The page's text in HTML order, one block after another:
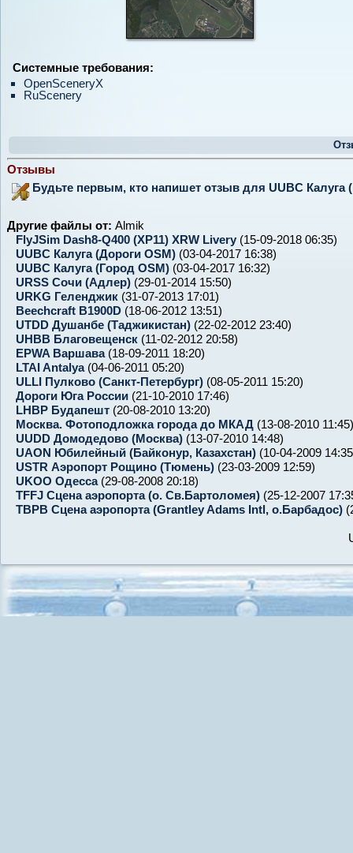
Системные требования:
OpenSceneryX
RuScenery
Отзывы
Будьте первым, кто напишет отзыв для UUBC Калуга
Другие файлы от: Almik
FlyJSim Dash8-Q400 (XP11) XRW Livery (15-09-2018 06:35)
UUBC Калуга (Дороги OSM) (03-04-2017 16:38)
UUBC Калуга (Город OSM) (03-04-2017 16:32)
URSS Сочи (Адлер) (29-01-2014 15:50)
URKG Геленджик (31-07-2013 17:01)
Beechcraft B1900D (18-06-2012 13:51)
UTDD Душанбе (Таджикистан) (22-02-2012 23:40)
UHBB Благовещенск (11-02-2012 20:58)
EPWA Варшава(18-09-2011 18:20)
LTAI Antalya(04-06-2011 05:20)
ULLI Пулково (Санкт-Петербург) (08-05-2011 15:20)
Дороги Юга России (21-10-2010 17:46)
LHBP Будапешт (20-08-2010 13:20)
Москва. Фотоподложка города до МКАД (13-08-2010 11:45)
UUDD Домодедово (Москва) (13-07-2010 14:48)
UAON Юбилейный (Байконур, Казахстан) (10-04-2009
USTR Аэропорт Рощино (Тюмень) (23-03-2009 12:59)
UKOO Одесса(29-08-2008 20:18)
TFFJ Сцена аэропорта (о. Св.Бартоломея) (25-12-2007
TBPB Сцена аэропорта (Grantley Adams Intl, о.Барбадос)